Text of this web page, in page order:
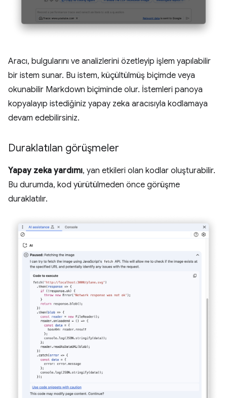
Aracı, bulgularını ve analizlerini özetleyip işlem yapılabilir
bir istem sunar. Bu istem, küçültülmüş biçimde veya
okunabilir Markdown biçiminde olur. İstemleri panoya
kopyalayıp istediğiniz yapay zeka aracısıyla kodlamaya
devam edebilirsiniz.
Duraklatılan görüşmeler
Yapay zeka yardımı, yan etkileri olan kodlar oluşturabilir.
Bu durumda, kod yürütülmeden önce görüşme
duraklatılır.